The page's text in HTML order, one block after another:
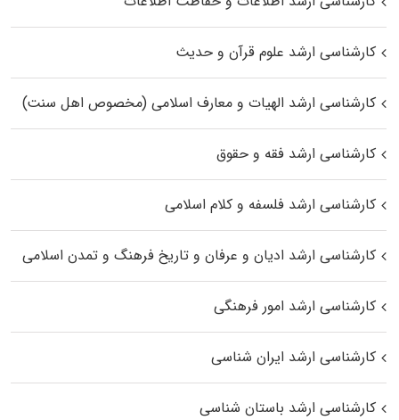
کارشناسی ارشد علوم قرآن و حدیث
کارشناسی ارشد الهیات و معارف اسلامی (مخصوص اهل سنت)
کارشناسی ارشد فقه و حقوق
کارشناسی ارشد فلسفه و کلام اسلامی
کارشناسی ارشد ادیان و عرفان و تاریخ فرهنگ و تمدن اسلامی
کارشناسی ارشد امور فرهنگی
کارشناسی ارشد ایران شناسی
کارشناسی ارشد باستان شناسی